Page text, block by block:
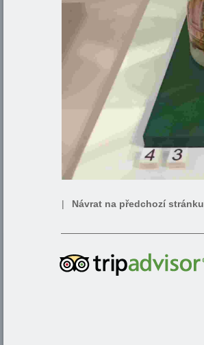
| Návrat na předchozí stránku